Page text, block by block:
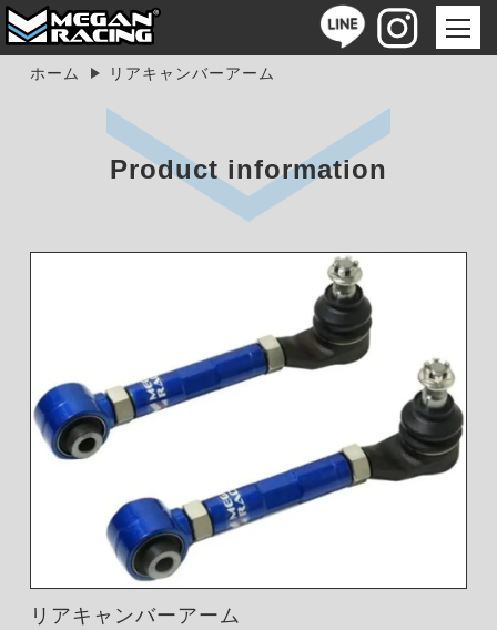
ホーム リアキャンバーアーム
Product information
リアキャンバーアーム